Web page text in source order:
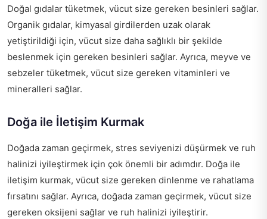
Doğal gıdalar tüketmek, vücut size gereken besinleri sağlar.
Organik gıdalar, kimyasal girdilerden uzak olarak
yetiştirildiği için, vücut size daha sağlıklı bir şekilde
beslenmek için gereken besinleri sağlar. Ayrıca, meyve ve
sebzeler tüketmek, vücut size gereken vitaminleri ve
mineralleri sağlar.
Doğa ile İletişim Kurmak
Doğada zaman geçirmek, stres seviyenizi düşürmek ve ruh
halinizi iyileştirmek için çok önemli bir adımdır. Doğa ile
iletişim kurmak, vücut size gereken dinlenme ve rahatlama
fırsatını sağlar. Ayrıca, doğada zaman geçirmek, vücut size
gereken oksijeni sağlar ve ruh halinizi iyileştirir.